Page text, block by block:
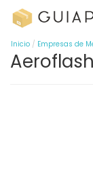
Inicio Empresas de